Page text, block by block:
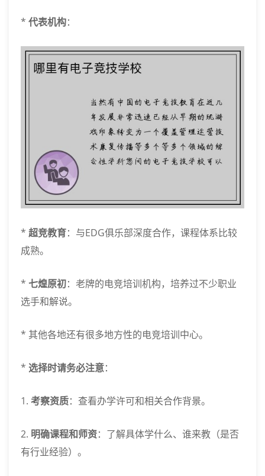
* 代表机构：
* 超竞教育：与EDG俱乐部深度合作，课程体系比较
成熟。
* 七煌原初：老牌的电竞培训机构，培养过不少职业
选手和解说。
* 其他各地还有很多地方性的电竞培训中心。
* 选择时请务必注意：
1. 考察资质：查看办学许可和相关合作背景。
2. 明确课程和师资：了解具体学什么、谁来教（是否
有行业经验）。